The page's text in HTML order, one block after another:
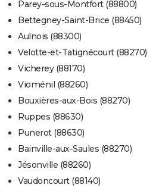
Parey-sous-Montfort (88800)
Bettegney-Saint-Brice (88450)
Aulnois (88300)
Velotte-et-Tatignécourt (88270)
Vicherey (88170)
Vioménil (88260)
Bouxières-aux-Bois (88270)
Ruppes (88630)
Punerot (88630)
Bainville-aux-Saules (88270)
Jésonville (88260)
Vaudoncourt (88140)